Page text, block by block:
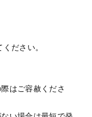
ださい。
はご容赦くださ